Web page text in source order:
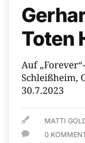
Toten
Auf
Schleißheim,
30.7.2023
 MATTI
 0